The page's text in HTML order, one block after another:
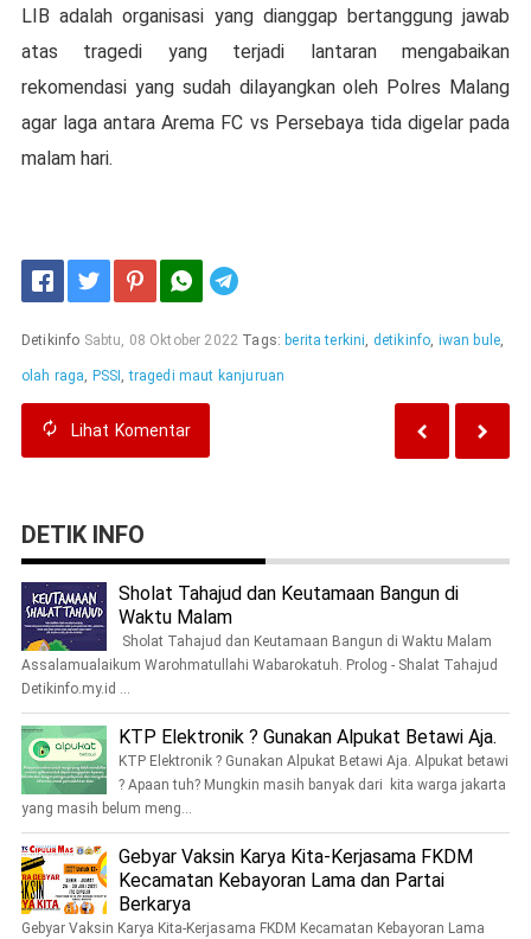
LIB adalah organisasi yang dianggap bertanggung jawab
atas tragedi yang terjadi lantaran mengabaikan
rekomendasi yang sudah dilayangkan oleh Polres Malang
agar laga antara Arema FC vs Persebaya tida digelar pada
malam hari.
Detikinfo Sabtu, 08 Oktober 2022 Tags: berita terkini, detikinfo, iwan bule,
olah raga, PSSI ,tragedi maut kanjuruan
Lihat Komentar
DETIK INFO
Sholat Tahajud dan Keutamaan Bangun di
Waktu Malam
Sholat Tahajud dan Keutamaan Bangun di Waktu Malam
Assalamualaikum Warohmatullahi Wabarokatuh. Prolog - Shalat Tahajud
Detikinfo.my.id ...
KTP Elektronik ? Gunakan Alpukat Betawi Aja.
KTP Elektronik ? Gunakan Alpukat Betawi Aja. Alpukat betawi
? Apaan tuh? Mungkin masih banyak dari kita warga jakarta
yang masih belum meng...
Gebyar Vaksin Karya Kita-Kerjasama FKDM
Kecamatan Kebayoran Lama dan Partai
Berkarya
Gebyar Vaksin Karya Kita-Kerjasama FKDM Kecamatan Kebayoran Lama